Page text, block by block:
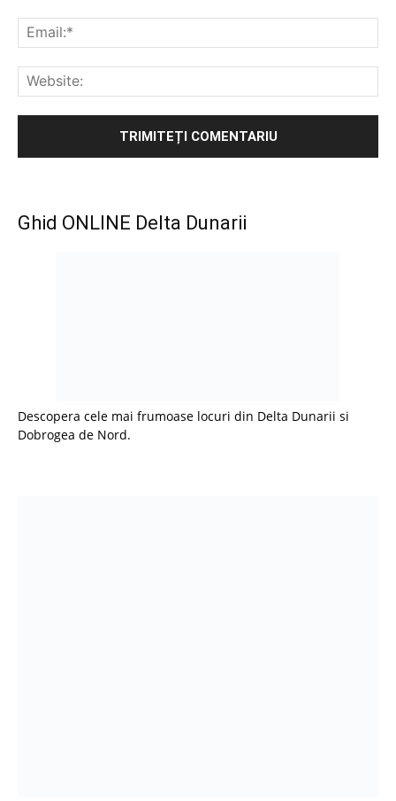
Ghid ONLINE Delta Dunarii
Descopera cele mai frumoase locuri din Delta Dunarii si
Dobrogea de Nord.